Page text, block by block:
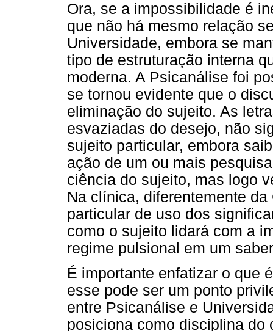
Ora, se a impossibilidade é
que não há mesmo relação
Universidade, embora se
tipo de estruturação interna
moderna. A Psicanálise foi
se tornou evidente que o
eliminação do sujeito. As
esvaziadas do desejo, não
sujeito particular, embora
ação de um ou mais
ciência do sujeito, mas logo
Na clínica, diferentemente
particular de uso dos
como o sujeito lidará com a
regime pulsional em um
É importante enfatizar o que
esse pode ser um ponto
entre Psicanálise e
posiciona como disciplina do